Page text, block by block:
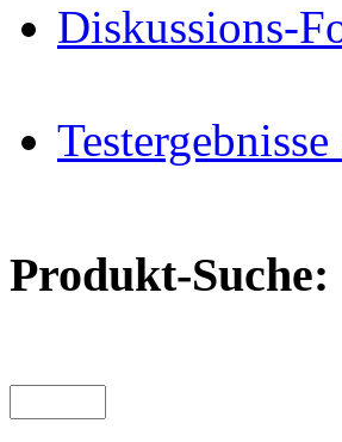
Diskussions-
Produkt-Suche: